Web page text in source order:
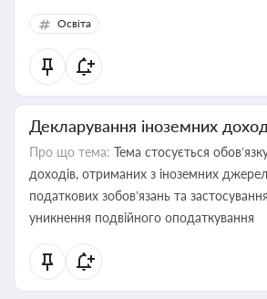
Освіта
Декларування іноземних
Про що тема: Тема стосується
доходів, отриманих з іноземних
податкових зобов’язань та
уникнення подвійного оподаткування